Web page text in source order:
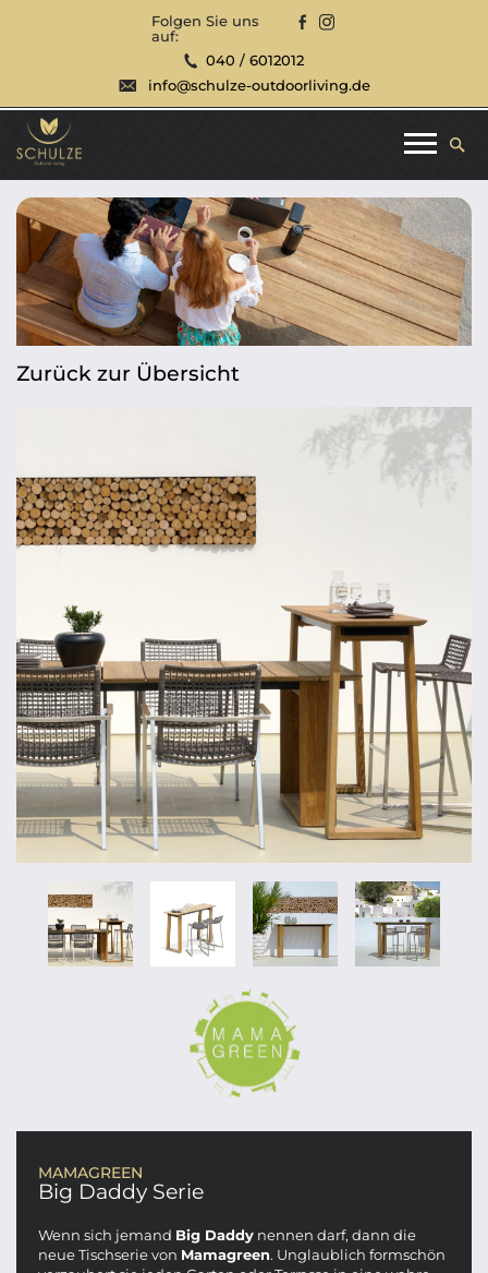
Folgen Sie uns
auf:
040 / 6012012
info@schulze-outdoorliving.de
Zurück zur Übersicht
MAMAGREEN
Big Daddy Serie
Wenn sich jemand Big Daddy nennen darf, dann die
neue Tischserie von Mamagreen. Unglaublich formschön